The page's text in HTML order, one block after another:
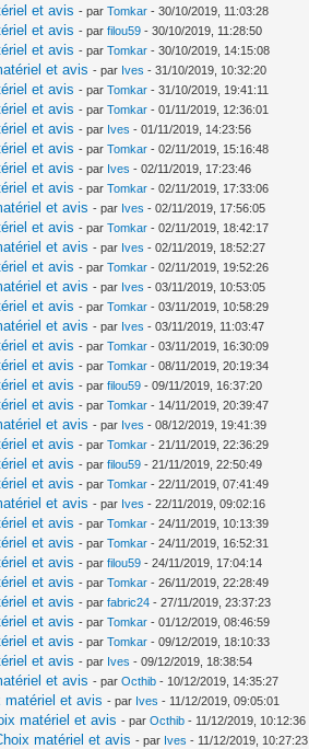
et avis - parTomkar - 30/10/2019, 11:03:28
et avis - parfilou59 - 30/10/2019, 11:28:50
et avis - parTomkar - 30/10/2019, 14:15:08
et avis - par Ives - 31/10/2019, 10:32:20
et avis - parTomkar - 31/10/2019, 19:41:11
et avis - parTomkar - 01/11/2019, 12:36:01
et avis - par Ives - 01/11/2019, 14:23:56
et avis - parTomkar - 02/11/2019, 15:16:48
et avis - par Ives - 02/11/2019, 17:23:46
et avis - parTomkar - 02/11/2019, 17:33:06
et avis - par Ives - 02/11/2019, 17:56:05
et avis - parTomkar - 02/11/2019, 18:42:17
et avis - par Ives - 02/11/2019, 18:52:27
et avis - parTomkar - 02/11/2019, 19:52:26
et avis - par Ives - 03/11/2019, 10:53:05
et avis - parTomkar - 03/11/2019, 10:58:29
et avis - par Ives - 03/11/2019, 11:03:47
et avis - parTomkar - 03/11/2019, 16:30:09
et avis - parTomkar - 08/11/2019, 20:19:34
et avis - parfilou59 - 09/11/2019, 16:37:20
et avis - parTomkar - 14/11/2019, 20:39:47
et avis - par Ives - 08/12/2019, 19:41:39
et avis - parTomkar - 21/11/2019, 22:36:29
et avis - parfilou59 - 21/11/2019, 22:50:49
et avis - parTomkar - 22/11/2019, 07:41:49
et avis - par Ives - 22/11/2019, 09:02:16
et avis - parTomkar - 24/11/2019, 10:13:39
et avis - parTomkar - 24/11/2019, 16:52:31
et avis - parfilou59 - 24/11/2019, 17:04:14
et avis - parTomkar - 26/11/2019, 22:28:49
et avis - parfabric24 - 27/11/2019, 23:37:23
et avis - parTomkar - 01/12/2019, 08:46:59
et avis - parTomkar - 09/12/2019, 18:10:33
et avis - par Ives - 09/12/2019, 18:38:54
et avis - parOcthib - 10/12/2019, 14:35:27
matériel et avis - par Ives - 11/12/2019, 09:05:01
matériel et avis - parOcthib - 11/12/2019, 10:12:36
matériel et avis - par Ives - 11/12/2019, 10:27:23